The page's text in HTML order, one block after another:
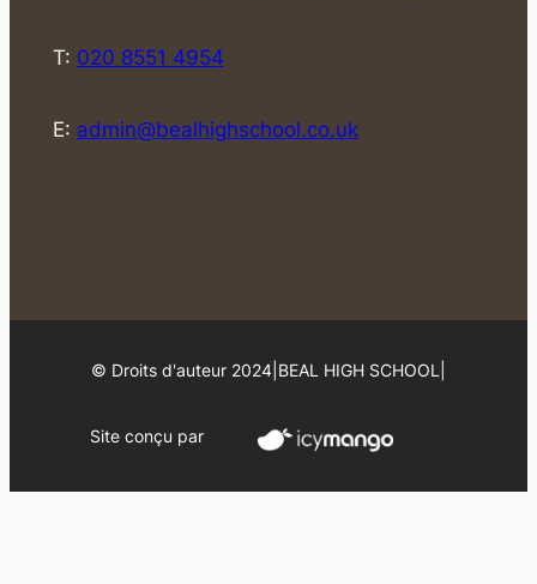
T: 020 8551 4954
E: admin@bealhighschool.co.uk
© Droits d'auteur 2024 BEAL HIGH SCHOOL
Site conçu par